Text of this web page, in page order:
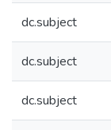
dc.subject
dc.subject
dc.subject